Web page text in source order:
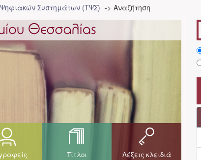
Συστημάτων (ΤΨΣ) Αναζήτηση
Τίτλοι Λέξεις κλειδιά